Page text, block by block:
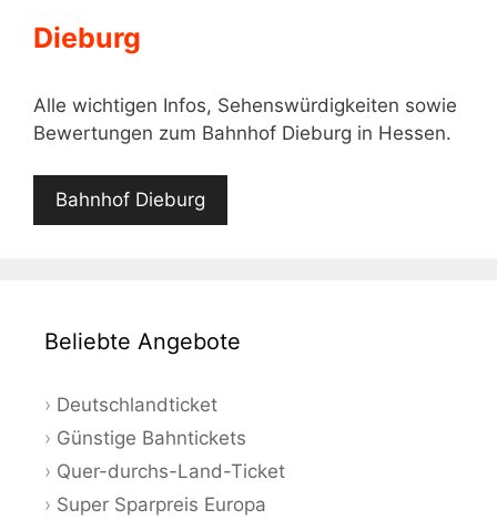
Dieburg
Alle wichtigen Infos, Sehenswürdigkeiten sowie
Bewertungen zum Bahnhof Dieburg in Hessen.
Bahnhof Dieburg
Beliebte Angebote
Deutschlandticket
Günstige Bahntickets
Quer-durchs-Land-Ticket
Super Sparpreis Europa